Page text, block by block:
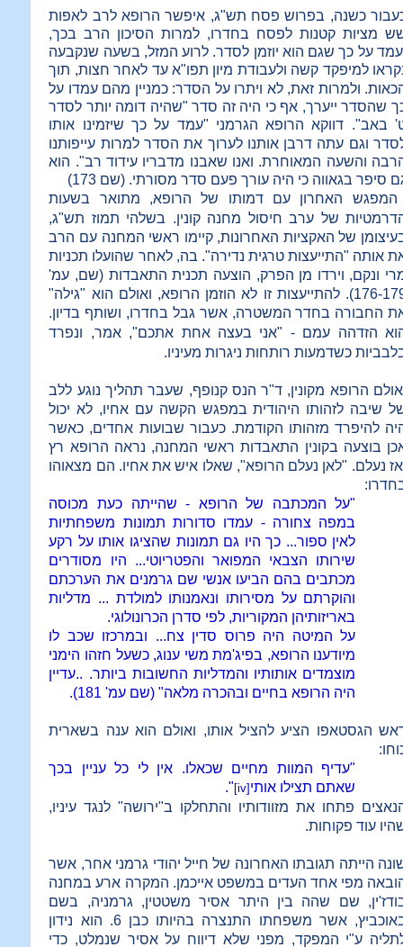
כשנה, בפרוש פסח תש"ג, איפשר הרופא לרב לאפות
מציות קטנות לפסח בחדרו, למרות הסיכון הרב בכך,
על כך שגם הוא יוזמן לסדר. לרוע המזל, בשעה שנקבעה
למיפקד קשה ולעבודת מיון תפו"א עד לאחר חצות, תוך
ולמרות זאת, לא ויתרו על הסדר: כמניין מהם עמדו על
שהסדר ייערך, אף כי היה זה סדר "שהיה דומה יותר לסדר
באב". דווקא הרופא הגרמני "עמד על כך שיזמינו אותו
וגם עתה דרבן אותנו לערוך את הסדר למרות עייפותנו
והשעה המאוחרת. ואנו שאבנו מדבריו עידוד רב". הוא
סיפר בגאווה כי היה עורך פעם סדר מסורתי. (שם 173)
המפגש האחרון עם דמותו של הרופא, מתואר בשעות
של ערב חיסול מחנה קונין. בשלהי תמוז תש"ג,
של האקציות האחרונות, קיימו ראשי המחנה עם הרב
אותה "התייעצות טרגית נדירה". בה, לאחר שהועלו תכניות
ונקם, וירדו מן הפרק, הוצעה תכנית התאבדות (שם, עמ'
176-179). להתייעצות זו לא הוזמן הרופא, ואולם הוא "גילה"
החבורה בחדר המשטרה, אשר גבל בחדרו, ושותף בדיון.
הזדהה עמם - "אני בעצה אחת אתכם", אמר,
ונפרד
כשדמעות רותחות ניגרות מעיניו.
הרופא מקונין, ד"ר הנס קנופף, שעבר תהליך נוגע ללב
שיבה לזהותו היהודית במפגש הקשה עם אחיו, לא יכול
להיפרד מזהותו הקודמת. כעבור שבועות אחדים, כאשר
בוצעה בקונין התאבדות ראשי המחנה, נראה הרופא רץ
נעלם. "לאן נעלם הרופא", שאלו איש את אחיו. הם מצאוהו
"על המכתבה של הרופא - שהייתה כעת מכוסה
במפה צחורה - עמדו סדורות תמונות משפחתיות
לאין ספור... כך היו גם תמונות שהציגו אותו על רקע
שירותו הצבאי המפואר והפטריוטי... היו מסודרים
מכתבים בהם הביעו אנשי שם גרמנים את הערכתם
והוקרתם על מסירותו ונאמנותו למולדת ... מדליות
באריזותיהן המקוריות, לפי סדרן הכרונולוגי.
על המיטה היה פרוס סדין צח... ובמרכזו שכב לו
מיודענו הרופא, בפיג'מת משי ענוג, כשעל חזהו הימני
מוצמדים אותותיו והמדליות החשובות ביותר. ..עדיין
היה הרופא בחיים ובהכרה מלאה" (שם עמ' 181).
הגסטאפו הציע להציל אותו, ואולם הוא ענה בשארית
"עדיף המוות מחיים שכאלו. אין לי כל עניין בכך
שאתם תצילו אותי [iv]
".
פתחו את מזוודותיו והתחלקו ב"ירושה" לנגד עיניו,
עוד פקוחות.
הייתה תגובתו האחרונה של חייל יהודי גרמני אחר, אשר
מפי אחד העדים במשפט אייכמן. המקרה ארע במחנה
שם שהה בין היתר אסיר משטטין, גרמניה, בשם
באוכביץ, אשר משפחתו התנצרה בהיותו כבן 6. הוא נידון
ע"י המפקד, מפני שלא דיווח על אסיר שנמלט, כדי